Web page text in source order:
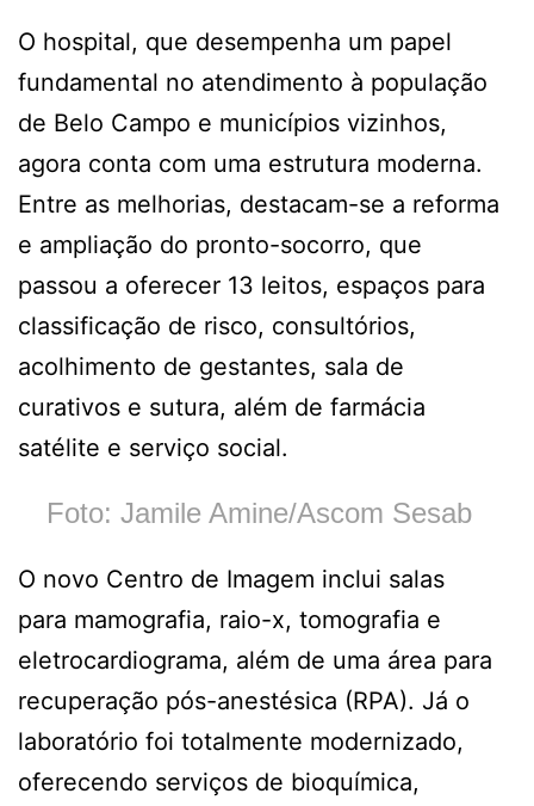
O hospital, que desempenha um papel
fundamental no atendimento à população
de Belo Campo e municípios vizinhos,
agora conta com uma estrutura moderna.
Entre as melhorias, destacam-se a reforma
e ampliação do pronto-socorro, que
passou a oferecer 13 leitos, espaços para
classificação de risco, consultórios,
acolhimento de gestantes, sala de
curativos e sutura, além de farmácia
satélite e serviço social.
Foto: Jamile Amine/Ascom Sesab
O novo Centro de Imagem inclui salas
para mamografia, raio-x, tomografia e
eletrocardiograma, além de uma área para
recuperação pós-anestésica (RPA). Já o
laboratório foi totalmente modernizado,
oferecendo serviços de bioquímica,